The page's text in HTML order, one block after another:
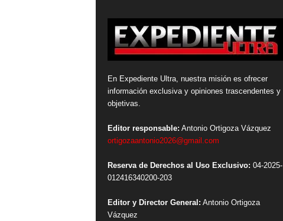
En Expediente Ultra, nuestra misión es ofrecer
información exclusiva y opiniones trascendentes y
objetivas.
Editor responsable: Antonio Ortigoza Vázquez
ortigozaantonio2026@gmail.com
Reserva de Derechos al Uso Exclusivo: 04-2025-
012416340200-203
Editor y Director General: Antonio Ortigoza
Vázquez